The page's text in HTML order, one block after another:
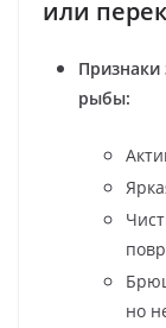
или
рыбы:
но